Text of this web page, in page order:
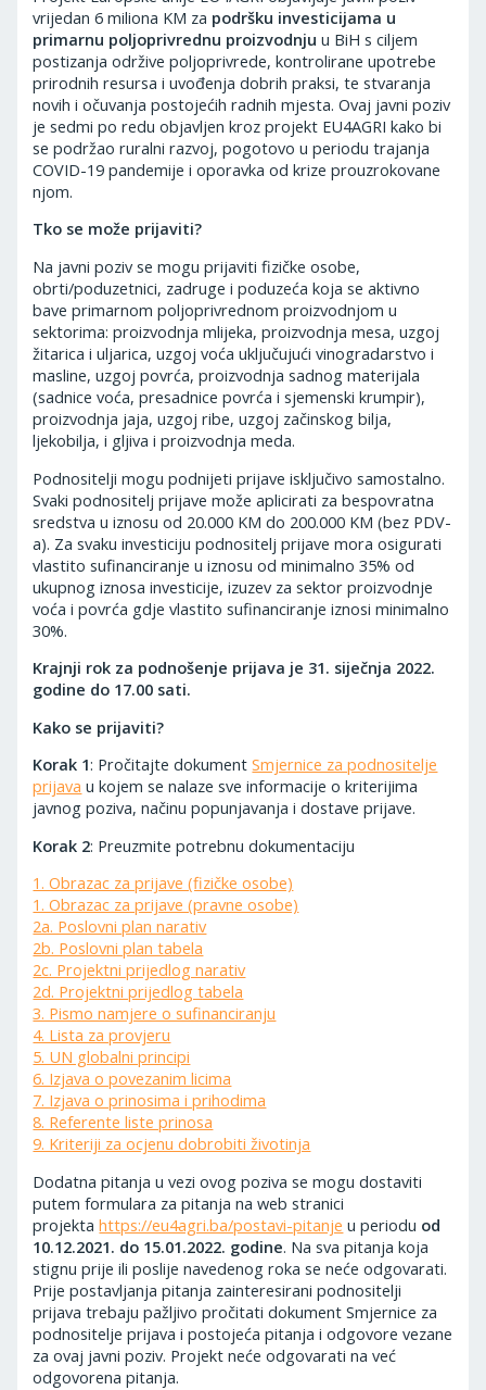
vrijedan 6 miliona KM za podršku investicijama u
primarnu poljoprivrednu proizvodnju u BiH s ciljem
postizanja održive poljoprivrede, kontrolirane upotrebe
prirodnih resursa i uvođenja dobrih praksi, te stvaranja
novih i očuvanja postojećih radnih mjesta. Ovaj javni poziv
je sedmi po redu objavljen kroz projekt EU4AGRI kako bi
se podržao ruralni razvoj, pogotovo u periodu trajanja
COVID-19 pandemije i oporavka od krize prouzrokovane
njom.
Tko se može prijaviti?
Na javni poziv se mogu prijaviti fizičke osobe,
obrti/poduzetnici, zadruge i poduzeća koja se aktivno
bave primarnom poljoprivrednom proizvodnjom u
sektorima: proizvodnja mlijeka, proizvodnja mesa, uzgoj
žitarica i uljarica, uzgoj voća uključujući vinogradarstvo i
masline, uzgoj povrća, proizvodnja sadnog materijala
(sadnice voća, presadnice povrća i sjemenski krumpir),
proizvodnja jaja, uzgoj ribe, uzgoj začinskog bilja,
ljekobilja, i gljiva i proizvodnja meda.
Podnositelji mogu podnijeti prijave isključivo samostalno.
Svaki podnositelj prijave može aplicirati za bespovratna
sredstva u iznosu od 20.000 KM do 200.000 KM (bez PDV-
a). Za svaku investiciju podnositelj prijave mora osigurati
vlastito sufinanciranje u iznosu od minimalno 35% od
ukupnog iznosa investicije, izuzev za sektor proizvodnje
voća i povrća gdje vlastito sufinanciranje iznosi minimalno
30%.
Krajnji rok za podnošenje prijava je 31. siječnja 2022.
godine do 17.00 sati.
Kako se prijaviti?
Korak 1: Pročitajte dokumentSmjernice za podnositelje
prijava u kojem se nalaze sve informacije o kriterijima
javnog poziva, načinu popunjavanja i dostave prijave.
Korak 2: Preuzmite potrebnu dokumentaciju
1. Obrazac za prijave (fizičke osobe)
1. Obrazac za prijave (pravne osobe)
2a. Poslovni plan narativ
2b. Poslovni plan tabela
2c. Projektni prijedlog narativ
2d. Projektni prijedlog tabela
3. Pismo namjere o sufinanciranju
4. Lista za provjeru
5. UN globalni principi
6. Izjava o povezanim licima
7. Izjava o prinosima i prihodima
8. Referente liste prinosa
9. Kriteriji za ocjenu dobrobiti životinja
Dodatna pitanja u vezi ovog poziva se mogu dostaviti
putem formulara za pitanja na web stranici
projektahttps://eu4agri.ba/postavi-pitanje u periodu od
10.12.2021. do 15.01.2022. godine. Na sva pitanja koja
stignu prije ili poslije navedenog roka se neće odgovarati.
Prije postavljanja pitanja zainteresirani podnositelji
prijava trebaju pažljivo pročitati dokument Smjernice za
podnositelje prijava i postojeća pitanja i odgovore vezane
za ovaj javni poziv. Projekt neće odgovarati na već
odgovorena pitanja.